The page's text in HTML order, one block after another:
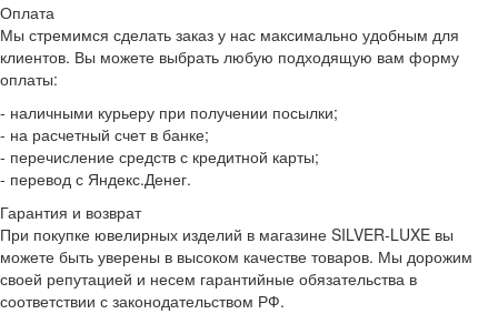
Оплата
Мы стремимся сделать заказ у нас максимально удобным для
клиентов. Вы можете выбрать любую подходящую вам форму
оплаты:
- наличными курьеру при получении посылки;
- на расчетный счет в банке;
- перечисление средств с кредитной карты;
- перевод с Яндекс.Денег.
Гарантия и возврат
При покупке ювелирных изделий в магазине SILVER-LUXE вы
можете быть уверены в высоком качестве товаров. Мы дорожим
своей репутацией и несем гарантийные обязательства в
соответствии с законодательством РФ.